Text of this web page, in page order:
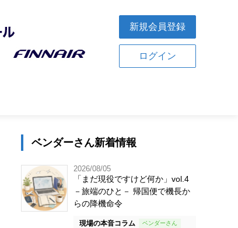
新規会員登録
ログイン
ベンダーさん新着情報
2026/08/05
「まだ現役ですけど何か」vol.4
－旅端のひと－ 帰国便で機長か
らの降機命令
現場の本音コラム